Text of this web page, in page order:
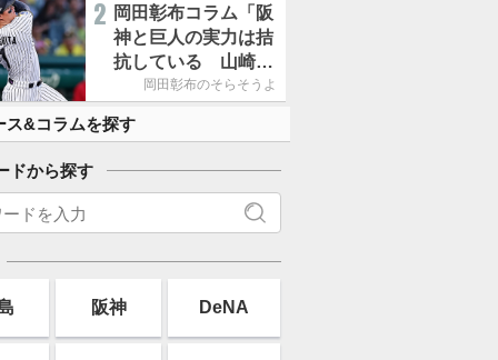
2 岡田彰布コラム「阪
神と巨人の実力は拮
抗している 山崎、
小笠原の存在は大き
岡田彰布のそらそうよ
ス&コラムを探す
ドから探す
阪神 DeNA